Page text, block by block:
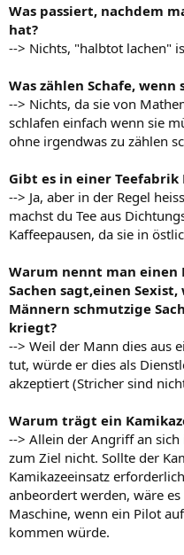
Was passiert, nachdem
hat?
--> Nichts, "halbtot lachen"
Was zählen Schafe,
--> Nichts, da sie von
schlafen einfach wenn sie
ohne irgendwas zu zählen
Gibt es in einer Teefabrik
--> Ja, aber in der Regel
machst du Tee aus
Kaffeepausen, da sie in
Warum nennt man einen
Sachen sagt,einen
Männern schmutzige
kriegt?
--> Weil der Mann dies aus
tut, würde er dies als
akzeptiert (Stricher sind
Warum trägt ein
--> Allein der Angriff an
zum Ziel nicht. Sollte der
Kamikazeeinsatz
anbeordert werden, wäre
Maschine, wenn ein Pilot
kommen würde.